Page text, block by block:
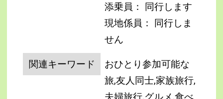
添乗員： 同行します
現地係員： 同行しま
せん
関連キーワード
おひとり参加可能な
旅,友人同士,家族旅行,